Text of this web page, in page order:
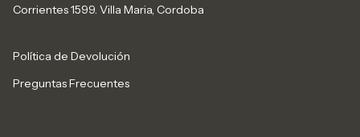
Corrientes 1599. Villa Maria, Cordoba
Política de Devolución
Preguntas Frecuentes